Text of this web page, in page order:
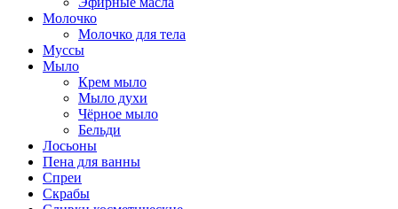
Молочко
Молочко для тела
Муссы
Мыло
Крем мыло
Мыло духи
Чёрное мыло
Бельди
Лосьоны
Пена для ванны
Спреи
Скрабы